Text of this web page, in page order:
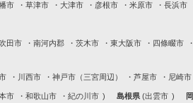
市 草津市 大津市 彦根市 米原市 長浜市
田市 南河内郡 茨木市 東大阪市 四條畷市
川西市 神戸市（三宮周辺） 芦屋市 尼崎市
市 和歌山市 紀の川市 島根県 出雲市